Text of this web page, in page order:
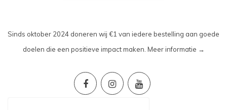
Sinds oktober 2024 doneren wij €1 van iedere bestelling aan goede
doelen die een positieve impact maken. Meer informatie →